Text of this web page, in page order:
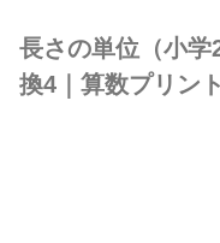
長さの単位（小
換4｜算数プリン